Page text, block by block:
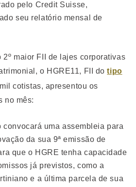
pelo Credit Suisse,
seu relatório mensal de
2º maior FII de lajes corporativas
o HGRE11, FII dotipo
cotistas, apresentou os
no mês:
convocará uma assembleia para
da sua 9ª emissão de
que o HGRE tenha capacidade
já previstos, como a
e a última parcela de sua